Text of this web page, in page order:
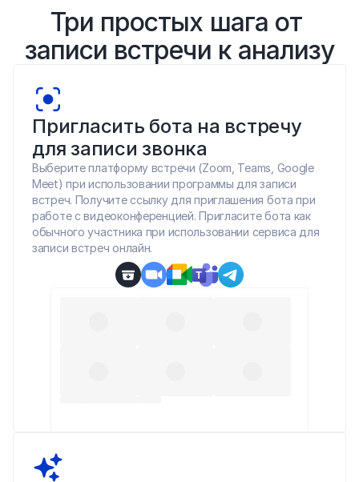
Три простых шага от
записи встречи к анализу
Пригласить бота на встречу
для записи звонка
Выберите платформу встречи (Zoom, Teams, Google
Meet) при использовании программы для записи
встреч. Получите ссылку для приглашения бота при
работе с видеоконференцией. Пригласите бота как
обычного участника при использовании сервиса для
записи встреч онлайн.